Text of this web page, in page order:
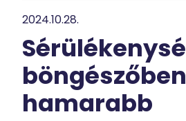
2024.10.28.
hamarabb